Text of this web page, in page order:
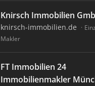
Knirsch Immobilien
knirsch-immobilien.de
Makler
FT Immobilien 24
Immobilienmakler